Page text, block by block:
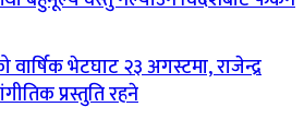
भेटघाट २३ अगस्टमा, राजेन्द्र
प्रस्तुति रहने